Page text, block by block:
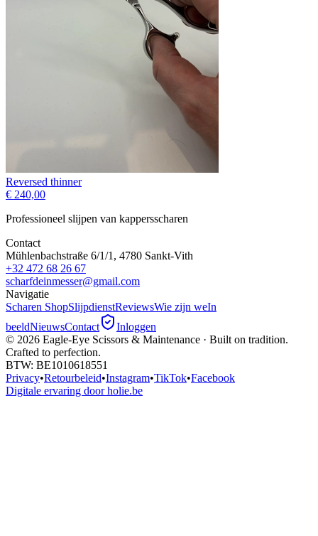
Reversed thinner
€ 240,00
Professioneel slijpen van kappersscharen
Contact
Mühlenbachstraße 6/1/1, 4780 Sankt-Vith
+32 472 68 26 67
scharfdeinmesser@gmail.com
Navigatie
Scharen ShopSlijpdienstReviewsWie zijn weIn
beeldNieuwsContact
Inloggen
© 2026 Eagle-Eye Scissors & Maintenance · Built on tradition.
Crafted to perfection.
BTW: BE1010618551
Privacy•Retourbeleid•Instagram•TikTok•Facebook
Digitale ervaring door holie.be